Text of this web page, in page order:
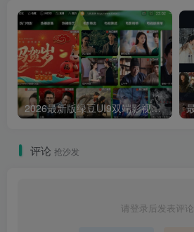
2026最新版绿豆UI9双端影视APP源码
评论 抢沙发
请登录后发表评论